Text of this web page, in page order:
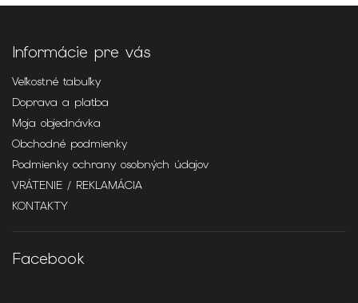
Informácie pre vás
Veľkostné tabuľky
Doprava a platba
Moja objednávka
Obchodné podmienky
Podmienky ochrany osobných údajov
VRÁTENIE / REKLAMÁCIA
KONTAKTY
Facebook